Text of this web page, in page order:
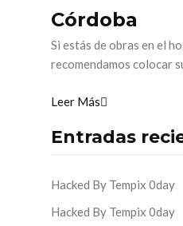
Córdoba
Si estás de obras en el
recomendamos colocar
Leer Más
Entradas
Hacked By Tempix 0day
Hacked By Tempix 0day